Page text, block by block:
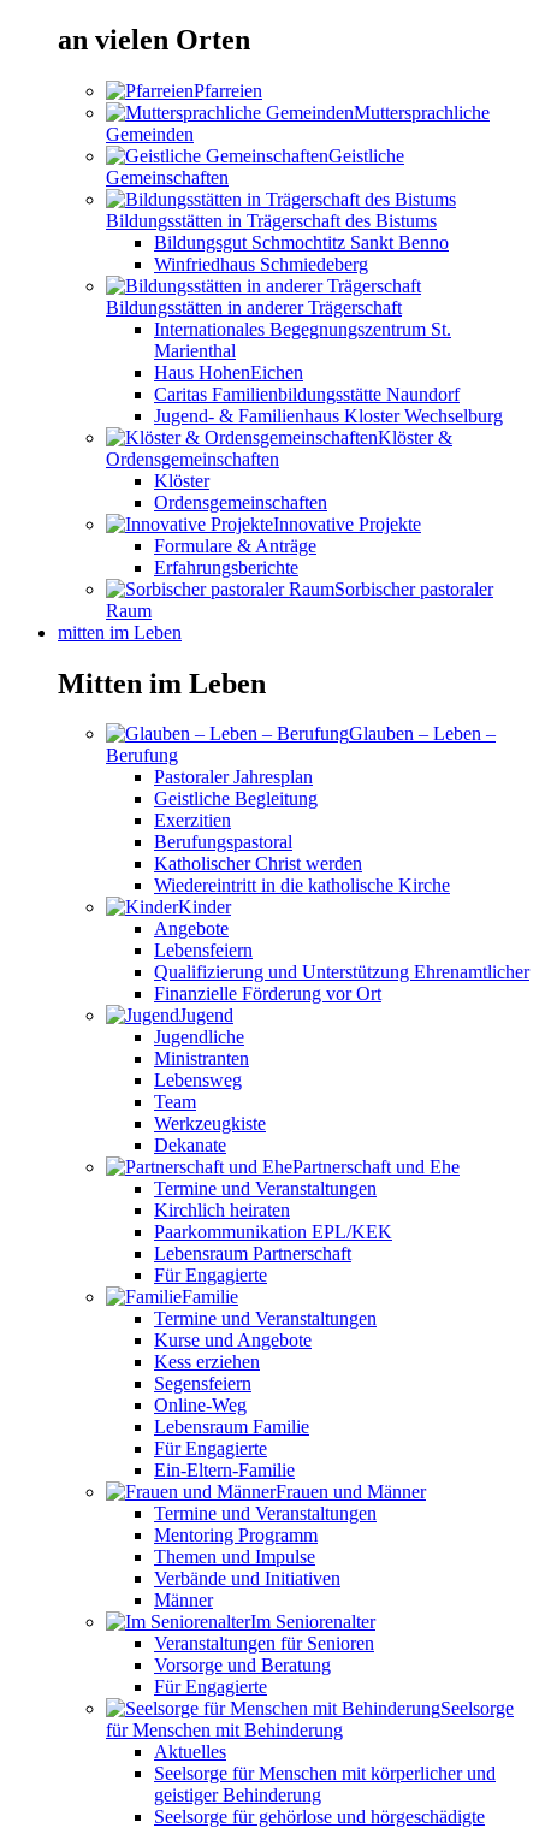
an vielen Orten
Pfarreien
Muttersprachliche
Gemeinden
Geistliche
Gemeinschaften
Bildungsstätten in Trägerschaft des Bistums
Bildungsgut Schmochtitz Sankt Benno
Winfriedhaus Schmiedeberg
Bildungsstätten in anderer Trägerschaft
Internationales Begegnungszentrum St.
Marienthal
Haus HohenEichen
Caritas Familienbildungsstätte Naundorf
Jugend- & Familienhaus Kloster Wechselburg
Klöster &
Ordensgemeinschaften
Klöster
Ordensgemeinschaften
Innovative Projekte
Formulare & Anträge
Erfahrungsberichte
Sorbischer pastoraler
Raum
mitten im Leben
Mitten im Leben
Glauben – Leben –
Berufung
Pastoraler Jahresplan
Geistliche Begleitung
Exerzitien
Berufungspastoral
Katholischer Christ werden
Wiedereintritt in die katholische Kirche
Kinder
Angebote
Lebensfeiern
Qualifizierung und Unterstützung Ehrenamtlicher
Finanzielle Förderung vor Ort
Jugend
Jugendliche
Ministranten
Lebensweg
Team
Werkzeugkiste
Dekanate
Partnerschaft und Ehe
Termine und Veranstaltungen
Kirchlich heiraten
Paarkommunikation EPL/KEK
Lebensraum Partnerschaft
Für Engagierte
Familie
Termine und Veranstaltungen
Kurse und Angebote
Kess erziehen
Segensfeiern
Online-Weg
Lebensraum Familie
Für Engagierte
Ein-Eltern-Familie
Frauen und Männer
Termine und Veranstaltungen
Mentoring Programm
Themen und Impulse
Verbände und Initiativen
Männer
Im Seniorenalter
Veranstaltungen für Senioren
Vorsorge und Beratung
Für Engagierte
Seelsorge
für Menschen mit Behinderung
Aktuelles
Seelsorge für Menschen mit körperlicher und
geistiger Behinderung
Seelsorge für gehörlose und hörgeschädigte